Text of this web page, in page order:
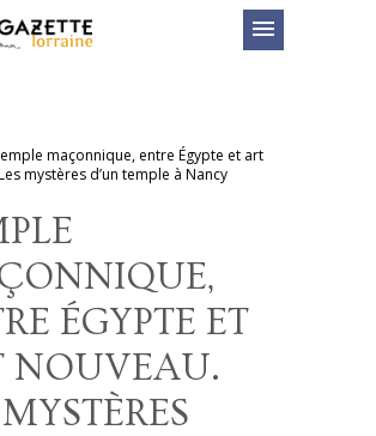
menu
maçonnique, entre Égypte et art
mystères d’un temple à Nancy
ÉGYPTE ET
NOUVEAU.